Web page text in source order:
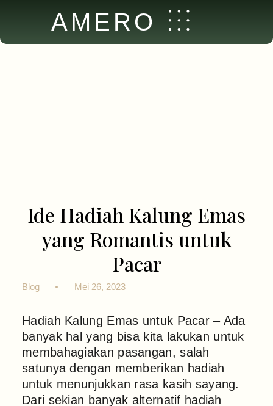
AMERO
Ide Hadiah Kalung Emas
yang Romantis untuk
Pacar
Blog Mei 26, 2023
Hadiah Kalung Emas untuk Pacar – Ada
banyak hal yang bisa kita lakukan untuk
membahagiakan pasangan, salah
satunya dengan memberikan hadiah
untuk menunjukkan rasa kasih sayang.
Dari sekian banyak alternatif hadiah